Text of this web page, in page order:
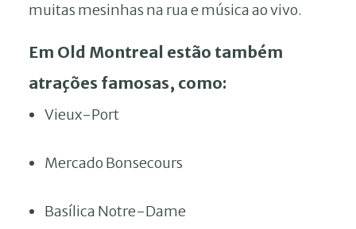
muitas mesinhas na rua e música ao vivo.
Em Old Montreal estão também
atrações famosas, como:
Vieux-Port
Mercado Bonsecours
Basílica Notre-Dame